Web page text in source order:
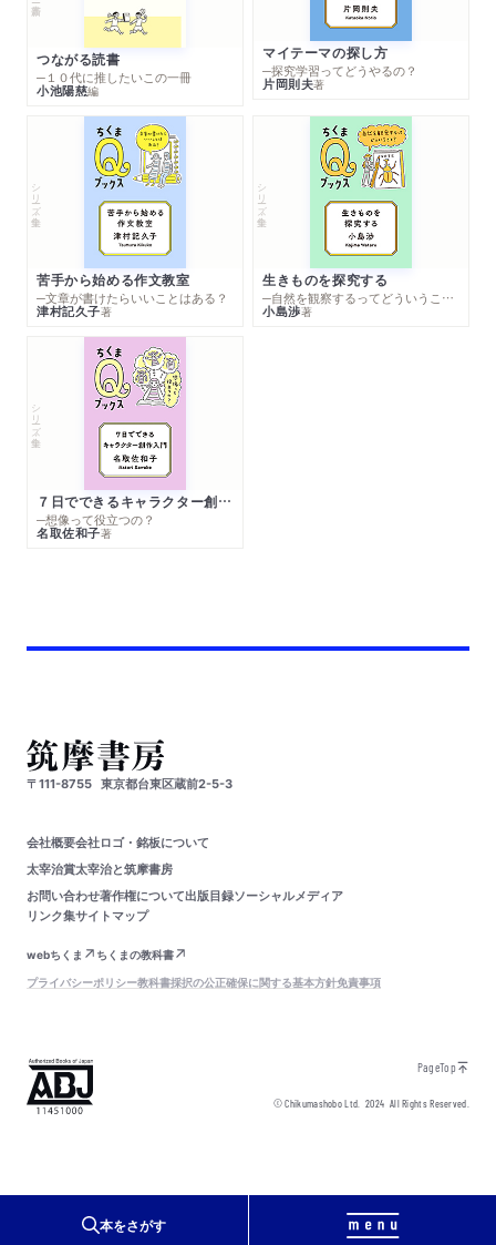
本をさがす
つながる読書
─１０代に推したいこの一冊
小池陽慈編
マイテーマの探し方
─探究学習ってどうやるの？
片岡則夫著
シリーズ・全集
苦手から始める作文教室
─文章が書けたらいいことはある？
津村記久子著
シリーズ・全集
生きものを探究する
─自然を観察するってどういうこと？
小島渉著
シリーズ・全集
７日でできるキャラクター創作入門
─想像って役立つの？
名取佐和子著
〒111-8755 東京都台東区蔵前2-5-3
会社概要会社ロゴ・銘板について
太宰治賞太宰治と筑摩書房
お問い合わせ著作権について出版目録ソーシャルメディア
リンク集サイトマップ
webちくま
ちくまの教科書
プライバシーポリシー教科書採択の公正確保に関する基本方針免責事項
PageTop
© Chikumashobo Ltd.2024 All Rights Reserved.